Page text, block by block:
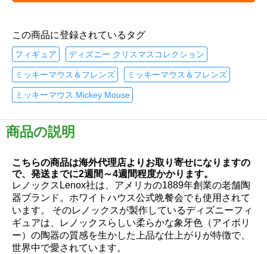
この商品に登録されているタグ
フィギュア ディズニー クリスマスコレクション
ミッキーマウス＆フレンズ ミッキーマウス＆フレンズ
ミッキーマウス Mickey Mouse
商品の説明
こちらの商品は海外代理店よりお取り寄せになりますの
で、発送までに2週間～4週間程度かかります。
レノックスLenox社は、アメリカの1889年創業の老舗陶
器ブランド。ホワイトハウス公式晩餐会でも使用されて
います。 そのレノックスが製作しているディズニーフィ
ギュアは、レノックスらしい柔らかな象牙色（アイボリ
ー）の陶器の質感を生かした上品な仕上がりが特徴で、
世界中で愛されています。